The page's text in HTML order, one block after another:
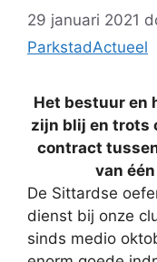
29 januari 2021
ParkstadActueel
Het bestuur en
zijn blij en trots
contract
van
De Sittardse
dienst bij onze
sinds medio